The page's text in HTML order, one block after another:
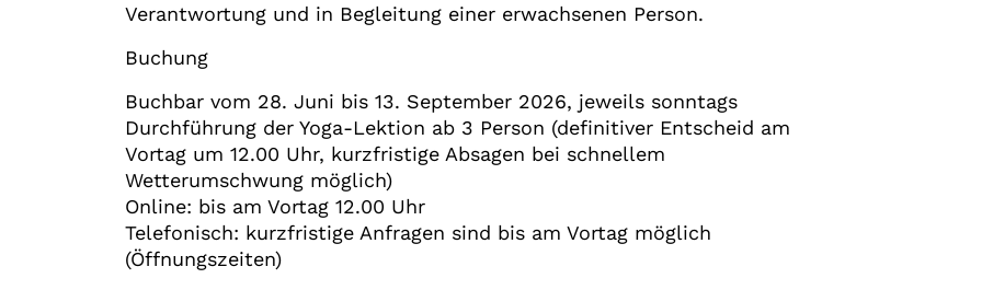
Verantwortung und in Begleitung einer erwachsenen Person.
Buchung
Buchbar vom 28. Juni bis 13. September 2026, jeweils sonntags
Durchführung der Yoga-Lektion ab 3 Person (definitiver Entscheid am
Vortag um 12.00 Uhr, kurzfristige Absagen bei schnellem
Wetterumschwung möglich)
Online: bis am Vortag 12.00 Uhr
Telefonisch: kurzfristige Anfragen sind bis am Vortag möglich
(Öffnungszeiten)